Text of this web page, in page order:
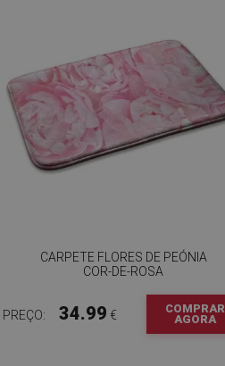
CARPETE FLORES DE PEÓNIA
COR-DE-ROSA
PREÇO: 34.99 €
COMPRAR
AGORA